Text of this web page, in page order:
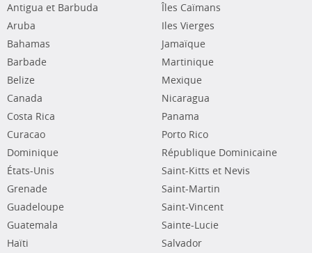
Antigua et Barbuda
Aruba
Bahamas
Barbade
Belize
Canada
Costa Rica
Curacao
Dominique
États-Unis
Grenade
Guadeloupe
Guatemala
Haïti
Îles Caïmans
Iles Vierges
Jamaïque
Martinique
Mexique
Nicaragua
Panama
Porto Rico
République Dominicaine
Saint-Kitts et Nevis
Saint-Martin
Saint-Vincent
Sainte-Lucie
Salvador